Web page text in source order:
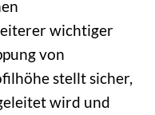
wichtiger
von
stellt sicher,
wird und